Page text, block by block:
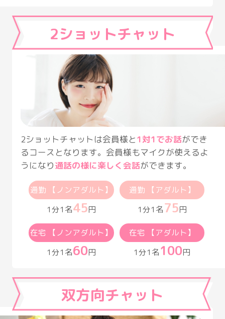
2ショットチャット
2ショットチャットは会員様と1対1でお話ができ
るコースとなります。会員様もマイクが使えるよ
うになり通話の様に楽しく会話ができます。
通勤 【ノンアダルト】
1分1名45円
通勤 【アダルト】
1分1名75円
在宅 【ノンアダルト】
1分1名60円
在宅 【アダルト】
1分1名100円
双方向チャット